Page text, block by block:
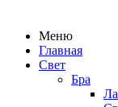
Меню
Главная
Свет
Бра